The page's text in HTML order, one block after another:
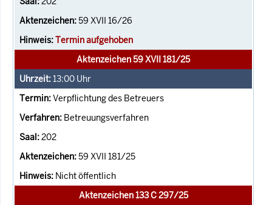
59 XVII 16/26
Termin aufgehoben
Aktenzeichen 59 XVII 181/25
13:00 Uhr
Verpflichtung des Betreuers
Betreuungsverfahren
202
59 XVII 181/25
Nicht öffentlich
Aktenzeichen 133 C 297/25